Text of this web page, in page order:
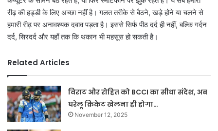
रीढ़ की हड्डी के लिए अच्छा नहीं है। गलत तरीके से बैठने, खड़े होने या चलने से
हमारी रीढ़ पर अनावश्यक दबाव पड़ता है। इससे सिर्फ पीठ दर्द ही नहीं, बल्कि गर्दन
दर्द, सिरदर्द और यहाँ तक कि थकान भी महसूस हो सकती है।
Related Articles
विराट और रोहित को BCCI का सीधा संदेश, अब
घरेलू क्रिकेट खेलना ही होगा…
November 12, 2025